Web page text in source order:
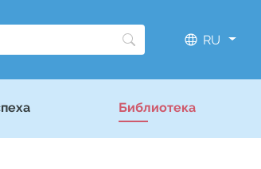
RU
Библиотека